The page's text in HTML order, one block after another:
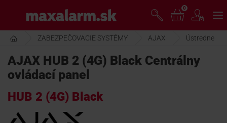
hlavnému
obsahu
www.maxalarm.sk
AKCIA MESIACA
PRODUKTY
0
ZABEZPEČOVACIE SYSTÉMY AJAX Ústredne
AJAX HUB 2 (4G) Black Centrálny
ovládací panel
HUB 2 (4G) Black